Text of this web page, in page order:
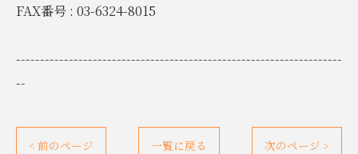
FAX番号 : 03-6324-8015
--------------------------------------------------------------------
--
< 前のページ 一覧に戻る 次のページ >